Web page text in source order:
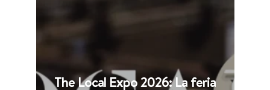
The Local Expo 2026: La feria